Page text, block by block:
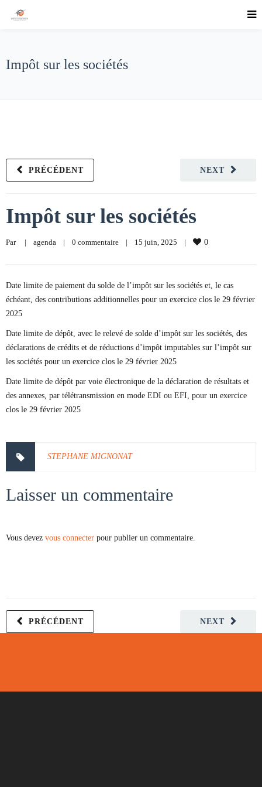
Impôt sur les sociétés
NEXT
PRÉCÉDENT
Impôt sur les sociétés
Par | agenda | 0 commentaire | 15 juin, 2025 | 0
Date limite de paiement du solde de l’impôt sur les sociétés et, le cas
échéant, des contributions additionnelles pour un exercice clos le 29 février
2025
Date limite de dépôt, avec le relevé de solde d’impôt sur les sociétés, des
déclarations de crédits et de réductions d’impôt imputables sur l’impôt sur
les sociétés pour un exercice clos le 29 février 2025
Date limite de dépôt par voie électronique de la déclaration de résultats et
des annexes, par télétransmission en mode EDI ou EFI, pour un exercice
clos le 29 février 2025
STEPHANE MIGNONAT
Laisser un commentaire
Vous devez vous connecter pour publier un commentaire.
NEXT
PRÉCÉDENT